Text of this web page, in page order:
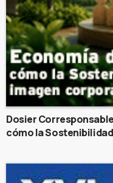
Dosier
cómo la